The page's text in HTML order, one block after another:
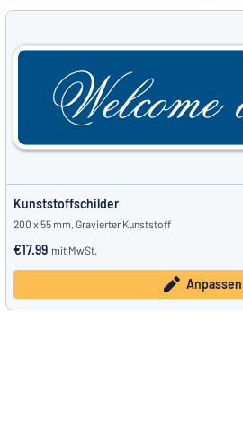
Kunststoffschilder
200 x 55 mm, Gravierter Kunststoff
€17.99 mit MwSt.
Anpassen